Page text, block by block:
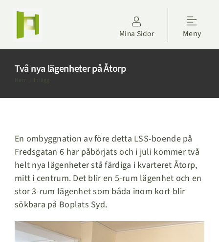
innehållet
Mina Sidor
Toggle
Hyresgäster
Nyheter
Projektdagbok
Sök lägenhet
Meny
Två nya lägenheter på Åtorp
En ombyggnation av före detta LSS-boende på
Fredsgatan 6 har påbörjats och i juli kommer två
helt nya lägenheter stå färdiga i kvarteret Åtorp,
mitt i centrum. Det blir en 5-rum lägenhet och en
stor 3-rum lägenhet som båda inom kort blir
sökbara på Boplats Syd.